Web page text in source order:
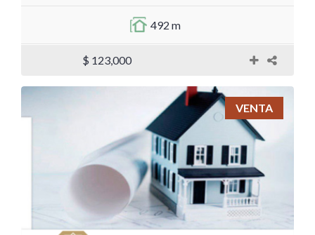
492 m
$ 123,000
VENTA